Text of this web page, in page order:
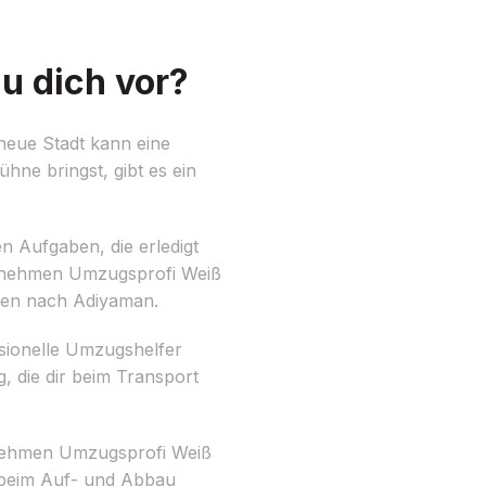
dich vor?
Stadt kann eine
bringst, gibt es ein
Aufgaben, die erledigt
Umzugsprofi Weiß
nach Adiyaman.
Umzugshelfer
die dir beim Transport
Umzugsprofi Weiß
Auf- und Abbau